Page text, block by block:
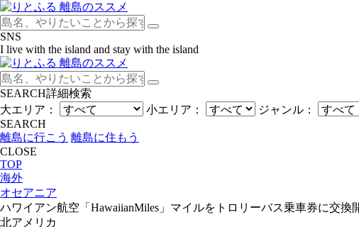
SNS
I live with the island and stay with the island
SEARCH詳細検索
大エリア：
小エリア： ジャンル：
SEARCH
離島に行こう 離島に住もう
CLOSE
TOP
海外
オセアニア
ハワイアン航空「HawaiianMiles」マイルをトロリーバス乗車券に交換
北アメリカ